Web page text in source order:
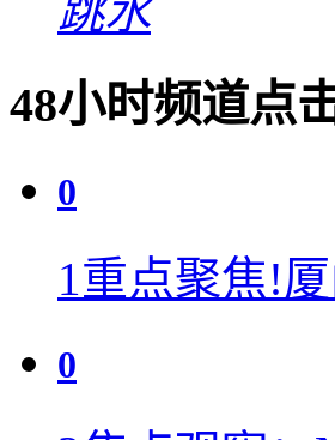
跳水
48小时频道点
0
1重点聚焦!
0